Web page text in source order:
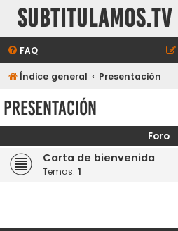
subtitulamos.tv
FAQ
Índice general Presentación
Presentación
Foro
Carta de bienvenida
Temas: 1